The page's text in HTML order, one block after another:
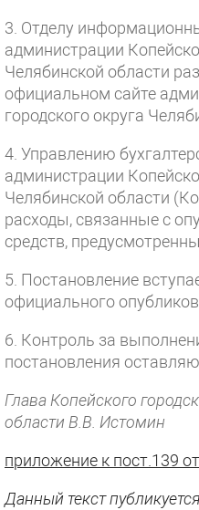
3. Отделу
администрации
Челябинской области
официальном сайте
городского округа
4. Управлению
администрации
Челябинской области
расходы, связанные с
средств,
5. Постановление
официального
6. Контроль за
постановления оставляю
Глава Копейского
области В.В. Истомин
приложение к пост.139
Данный текст